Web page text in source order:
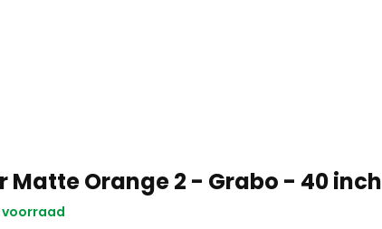
Matte Orange 2 - Grabo - 40 inch
voorraad